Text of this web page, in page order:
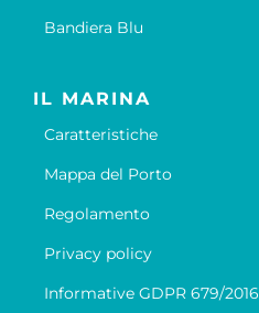
Bandiera Blu
IL MARINA
Caratteristiche
Mappa del Porto
Regolamento
Privacy policy
Informative GDPR 679/2016